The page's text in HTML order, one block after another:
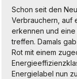
Schon seit den
Verbrauchern, auf
erkennen und
treffen. Damals
Rot mit einem
Energielabel nun